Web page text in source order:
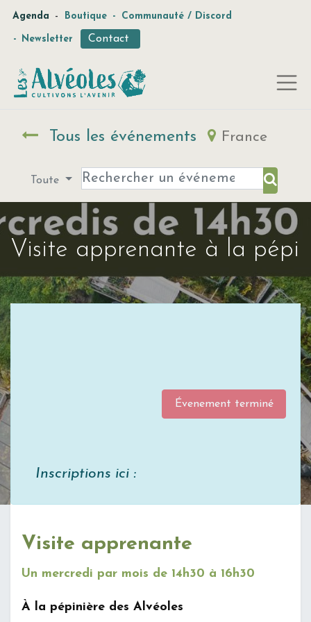
Agenda - Boutique - Communauté / Discord
- Newsletter Contact
Tous les événements France
Toute
Visite apprenante à la pépi
Inscriptions ici :
Évenement terminé
Visite apprenante
Un mercredi par mois de 14h30 à 16h30
À la pépinière des Alvéoles